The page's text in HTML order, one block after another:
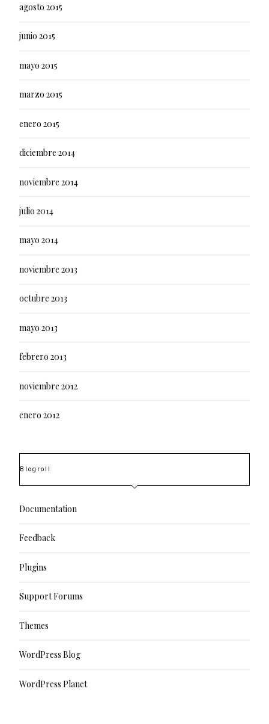
agosto 2015
junio 2015
mayo 2015
marzo 2015
enero 2015
diciembre 2014
noviembre 2014
julio 2014
mayo 2014
noviembre 2013
octubre 2013
mayo 2013
febrero 2013
noviembre 2012
enero 2012
Blogroll
Documentation
Feedback
Plugins
Support Forums
Themes
WordPress Blog
WordPress Planet